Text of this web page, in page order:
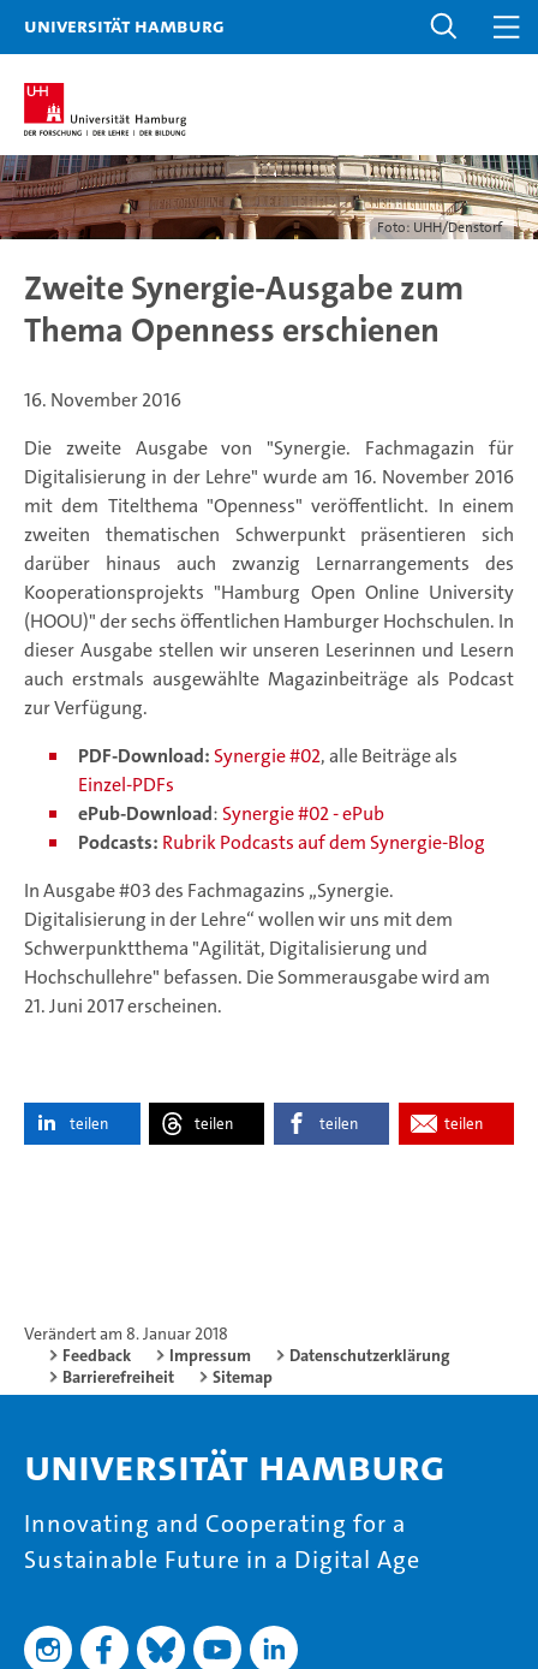
Universität Hamburg
Foto: UHH/Denstorf
Zweite Synergie-Ausgabe zum
Thema Openness erschienen
16. November 2016
Die zweite Ausgabe von "Synergie. Fachmagazin für
Digitalisierung in der Lehre" wurde am 16. November 2016
mit dem Titelthema "Openness" veröffentlicht. In einem
zweiten thematischen Schwerpunkt präsentieren sich
darüber hinaus auch zwanzig Lernarrangements des
Kooperationsprojekts "Hamburg Open Online University
(HOOU)" der sechs öffentlichen Hamburger Hochschulen. In
dieser Ausgabe stellen wir unseren Leserinnen und Lesern
auch erstmals ausgewählte Magazinbeiträge als Podcast
zur Verfügung.
PDF-Download:Synergie #02, alle Beiträge als
Einzel-PDFs
ePub-Download:Synergie #02 - ePub
Podcasts: Rubrik Podcasts auf dem Synergie-Blog
In Ausgabe #03 des Fachmagazins „Synergie.
Digitalisierung in der Lehre“ wollen wir uns mit dem
Schwerpunktthema "Agilität, Digitalisierung und
Hochschullehre" befassen. Die Sommerausgabe wird am
21. Juni 2017 erscheinen.
teilen teilen teilen teilen
Verändert am 8. Januar 2018
Feedback
Impressum
Datenschutzerklärung
Barrierefreiheit
Sitemap
Universität Hamburg
Innovating and Cooperating for a
Sustainable Future in a Digital Age